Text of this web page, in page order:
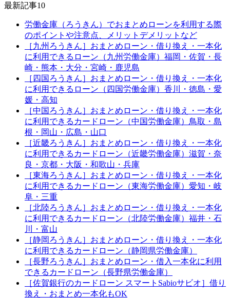
最新記事10
労働金庫（ろうきん）でおまとめローンを利用する際
のポイントや注意点、メリットデメリットなど
［九州ろうきん］おまとめローン・借り換え・一本化
に利用できるローン（九州労働金庫）福岡・佐賀・長
崎・熊本・大分・宮崎・鹿児島
［四国ろうきん］おまとめローン・借り換え・一本化
に利用できるローン（四国労働金庫）香川・徳島・愛
媛・高知
［中国ろうきん］おまとめローン・借り換え・一本化
に利用できるカードローン（中国労働金庫）鳥取・島
根・岡山・広島・山口
［近畿ろうきん］おまとめローン・借り換え・一本化
に利用できるカードローン（近畿労働金庫）滋賀・奈
良・京都・大阪・和歌山・兵庫
［東海ろうきん］おまとめローン・借り換え・一本化
に利用できるカードローン（東海労働金庫）愛知・岐
阜・三重
［北陸ろうきん］おまとめローン・借り換え・一本化
に利用できるカードローン（北陸労働金庫）福井・石
川・富山
［静岡ろうきん］おまとめローン・借り換え・一本化
に利用できるカードローン（静岡県労働金庫）
［長野ろうきん］おまとめローン・借入一本化に利用
できるカードローン（長野県労働金庫）
［佐賀銀行のカードローン スマートSabioサビオ］借り
換え・おまとめ一本化もOK